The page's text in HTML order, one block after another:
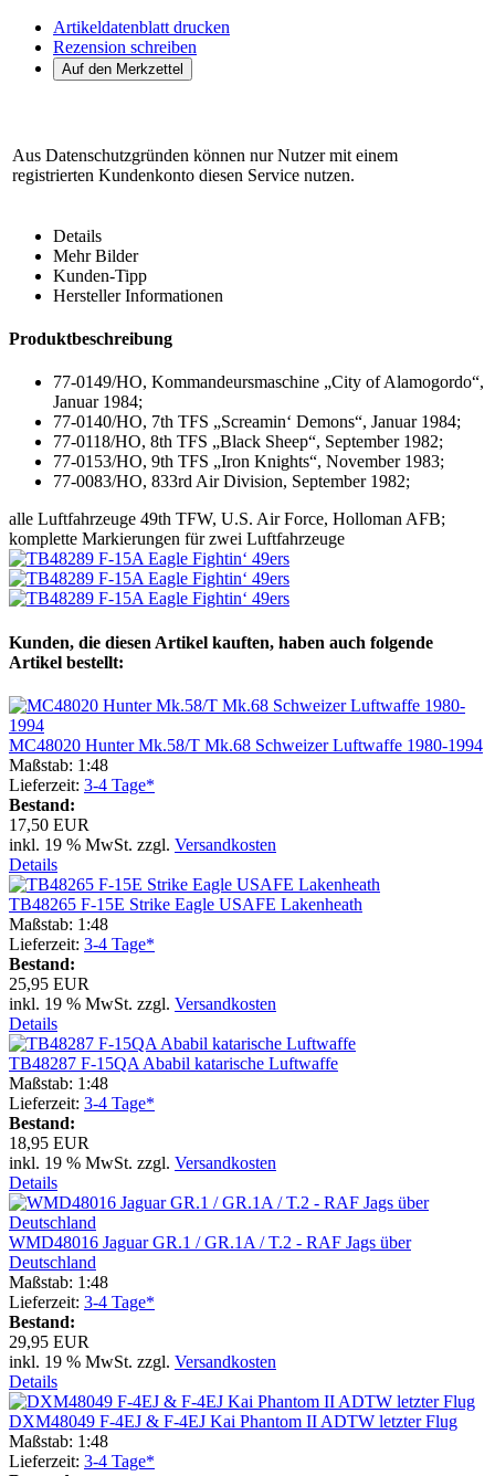
Artikeldatenblatt drucken
Rezension schreiben
Aus Datenschutzgründen können nur Nutzer mit einem
registrierten Kundenkonto diesen Service nutzen.
Details
Mehr Bilder
Kunden-Tipp
Hersteller Informationen
Produktbeschreibung
77-0149/HO, Kommandeursmaschine „City of Alamogordo“,
Januar 1984;
77-0140/HO, 7th TFS „Screamin‘ Demons“, Januar 1984;
77-0118/HO, 8th TFS „Black Sheep“, September 1982;
77-0153/HO, 9th TFS „Iron Knights“, November 1983;
77-0083/HO, 833rd Air Division, September 1982;
alle Luftfahrzeuge 49th TFW, U.S. Air Force, Holloman AFB;
komplette Markierungen für zwei Luftfahrzeuge
Kunden, die diesen Artikel kauften, haben auch folgende
Artikel bestellt:
MC48020 Hunter Mk.58/T Mk.68 Schweizer Luftwaffe 1980-1994
Maßstab: 1:48
Lieferzeit: 3-4 Tage*
Bestand:
17,50 EUR
inkl. 19 % MwSt. zzgl. Versandkosten
Details
TB48265 F-15E Strike Eagle USAFE Lakenheath
Maßstab: 1:48
Lieferzeit: 3-4 Tage*
Bestand:
25,95 EUR
inkl. 19 % MwSt. zzgl. Versandkosten
Details
TB48287 F-15QA Ababil katarische Luftwaffe
Maßstab: 1:48
Lieferzeit: 3-4 Tage*
Bestand:
18,95 EUR
inkl. 19 % MwSt. zzgl. Versandkosten
Details
WMD48016 Jaguar GR.1 / GR.1A / T.2 - RAF Jags über
Deutschland
Maßstab: 1:48
Lieferzeit: 3-4 Tage*
Bestand:
29,95 EUR
inkl. 19 % MwSt. zzgl. Versandkosten
Details
DXM48049 F-4EJ & F-4EJ Kai Phantom II ADTW letzter Flug
Maßstab: 1:48
Lieferzeit: 3-4 Tage*